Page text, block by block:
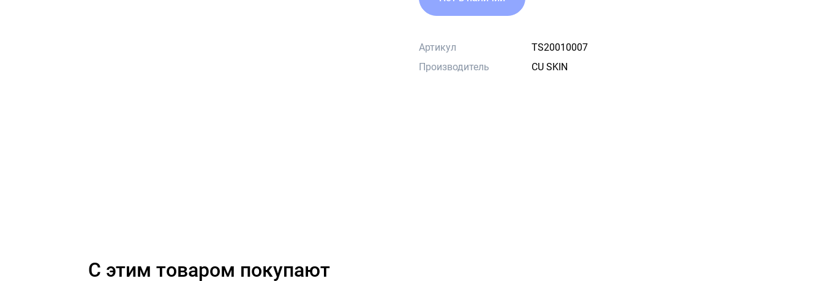
Артикул
TS20010007
Производитель
CU SKIN
C этим товаром покупают